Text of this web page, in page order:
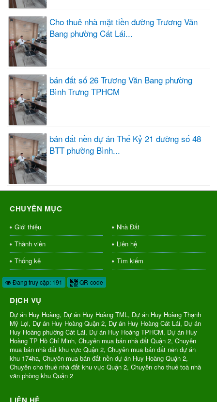
Cho thuê nhà mặt tiền đường Trương Văn
Bang phường Cát Lái...
bán đất số 26 Trương Văn Bang phường
Bình Trưng TPHCM
bán đất nền dự án Thế Kỷ 21 đường số 48
BTT phường Bình...
CHUYÊN MỤC
Giới thiệu
Nhà Đất
Thành viên
Liên hệ
Thống kê
Tìm kiếm
Đang truy cập: 191 QR-code
DỊCH VỤ
Dự án Huy Hoàng, Dự án Huy Hoàng TML, Dự án Huy Hoàng Thạnh
Mỹ Lợi, Dự án Huy Hoàng Quận 2, Dự án Huy Hoàng Cát Lái, Dự án
Huy Hoàng phường Cát Lái, Dự án Huy Hoàng TPHCM, Dự án Huy
Hoàng TP Hồ Chí Minh, Chuyên mua bán nhà đất Quận 2, Chuyên
mua bán nhà đất khu vực Quận 2, Chuyên mua bán đất nền dự án
khu 174ha, Chuyên mua bán đất nền dự án Huy Hoàng Quận 2,
Chuyên cho thuê nhà đất khu vực Quận 2, Chuyên cho thuê toà nhà
văn phòng khu Quận 2